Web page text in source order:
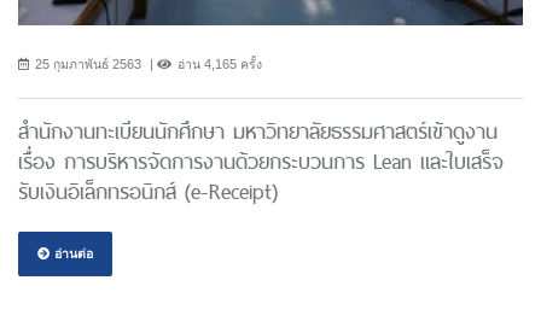
25 กุมภาพันธ์ 2563 อ่าน 4,165 ครั้ง
สำนักงานทะเบียนนักศึกษา มหาวิทยาลัยธรรมศาสตร์เข้าดูงาน
เรื่อง การบริหารจัดการงานด้วยกระบวนการ Lean และใบเสร็จ
รับเงินอิเล็กทรอนิกส์ (e-Receipt)
อ่านต่อ